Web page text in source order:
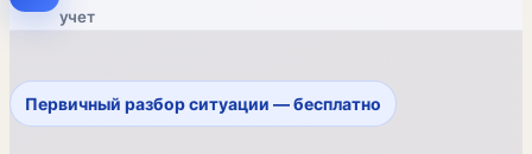
учет
Первичный разбор ситуации — бесплатно